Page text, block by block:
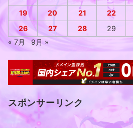
19
20 21 22
26
27 28 29
« 7月
9月 »
スポンサーリンク